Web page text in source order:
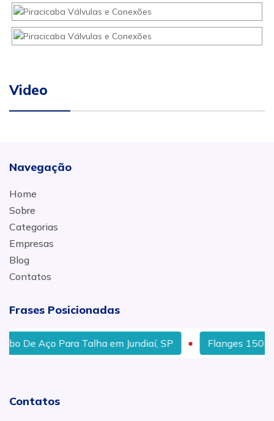
Video
Navegação
Home
Sobre
Categorias
Empresas
Blog
Contatos
Frases Posicionadas
De Aço Para Talha em Jundiaí, SP Flanges 150lbs
Contatos